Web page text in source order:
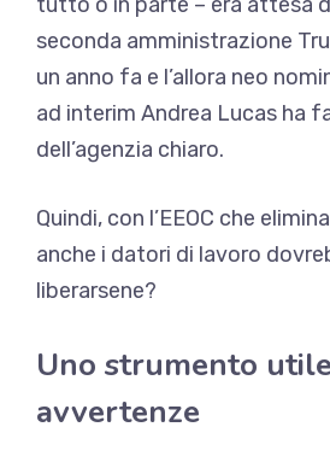
seconda amministrazione
un anno fa e l’allora neo
ad interim Andrea Lucas ha
dell’agenzia chiaro.
Quindi, con l’EEOC che
anche i datori di lavoro
liberarsene?
Uno strumento
avvertenze